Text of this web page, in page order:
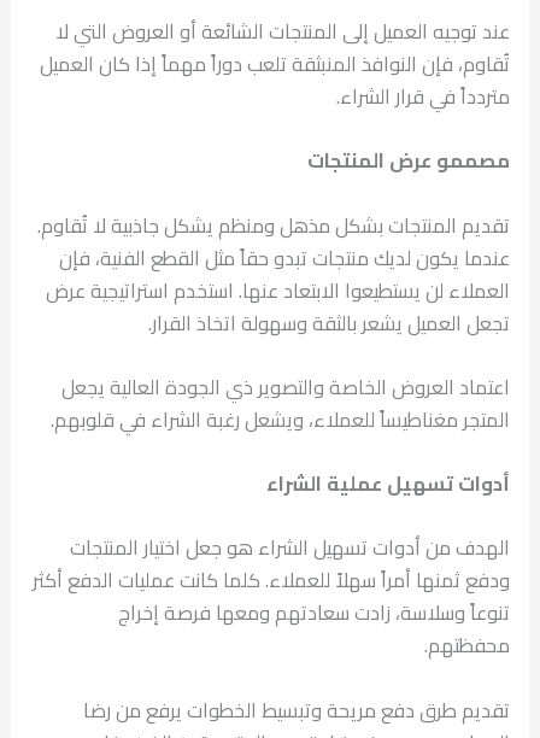
عند توجيه العميل إلى المنتجات الشائعة أو العروض التي لا
تُقاوم، فإن النوافذ المنبثقة تلعب دوراً مهماً إذا كان العميل
متردداً في قرار الشراء.
مصممو عرض المنتجات
تقديم المنتجات بشكل مذهل ومنظم يشكل جاذبية لا تُقاوم.
عندما يكون لديك منتجات تبدو حقاً مثل القطع الفنية، فإن
العملاء لن يستطيعوا الابتعاد عنها. استخدم استراتيجية عرض
تجعل العميل يشعر بالثقة وسهولة اتخاذ القرار.
اعتماد العروض الخاصة والتصوير ذي الجودة العالية يجعل
المتجر مغناطيساً للعملاء، ويشعل رغبة الشراء في قلوبهم.
أدوات تسهيل عملية الشراء
الهدف من أدوات تسهيل الشراء هو جعل اختيار المنتجات
ودفع ثمنها أمراً سهلاً للعملاء. كلما كانت عمليات الدفع أكثر
تنوعاً وسلاسة، زادت سعادتهم ومعها فرصة إخراج
محفظتهم.
تقديم طرق دفع مريحة وتبسيط الخطوات يرفع من رضا